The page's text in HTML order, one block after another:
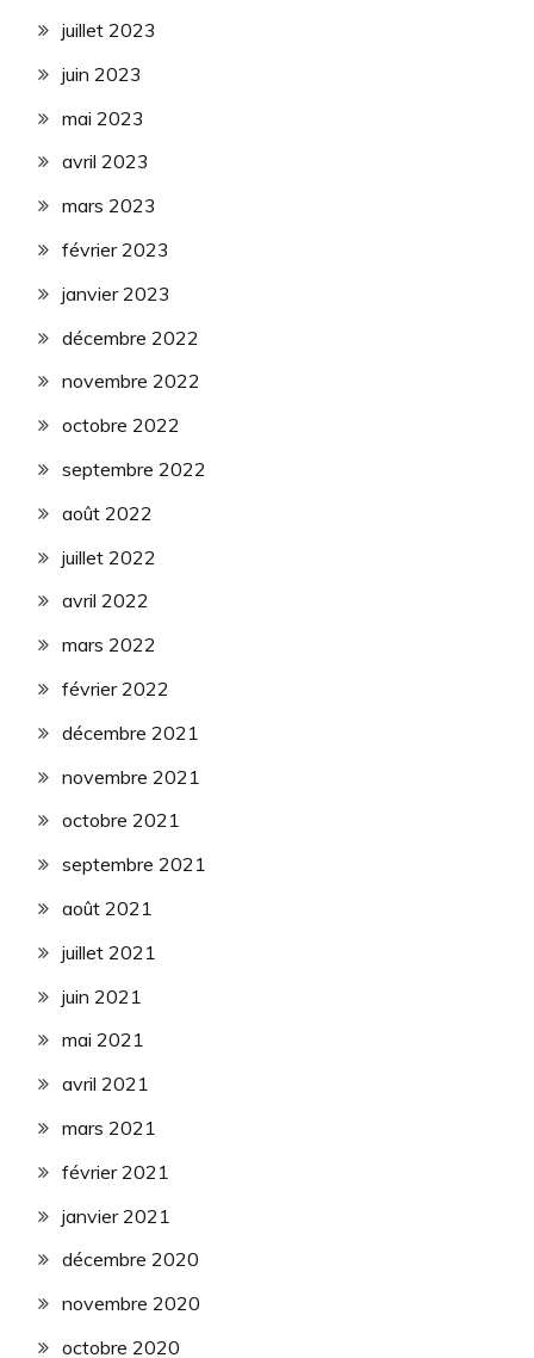
juillet 2023
juin 2023
mai 2023
avril 2023
mars 2023
février 2023
janvier 2023
décembre 2022
novembre 2022
octobre 2022
septembre 2022
août 2022
juillet 2022
avril 2022
mars 2022
février 2022
décembre 2021
novembre 2021
octobre 2021
septembre 2021
août 2021
juillet 2021
juin 2021
mai 2021
avril 2021
mars 2021
février 2021
janvier 2021
décembre 2020
novembre 2020
octobre 2020